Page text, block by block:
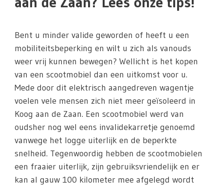
Bent u minder valide geworden of heeft u een
mobiliteitsbeperking en wilt u zich als vanouds
weer vrij kunnen bewegen? Wellicht is het kopen
van een scootmobiel dan een uitkomst voor u.
Mede door dit elektrisch aangedreven wagentje
voelen vele mensen zich niet meer geïsoleerd in
Koog aan de Zaan. Een scootmobiel werd van
oudsher nog wel eens invalidekarretje genoemd
vanwege het logge uiterlijk en de beperkte
snelheid. Tegenwoordig hebben de scootmobielen
een fraaier uiterlijk, zijn gebruiksvriendelijk en er
kan al gauw 100 kilometer mee afgelegd wordt